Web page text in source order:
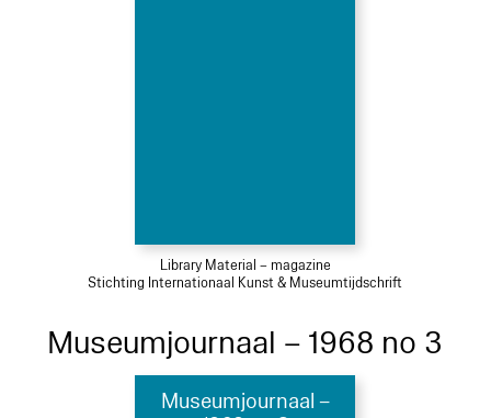
Library Material – magazine
Stichting Internationaal Kunst & Museumtijdschrift
Museumjournaal – 1968 no 3
Museumjournaal –